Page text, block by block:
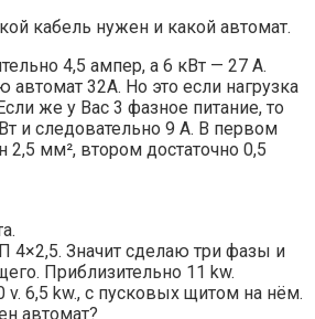
кабель нужен и какой автомат.
4,5 ампер, а 6 кВт — 27 А.
автомат 32А. Но это если нагрузка
же у Вас 3 фазное питание, то
и следовательно 9 А. В первом
2,5 мм², втором достаточно 0,5
4×2,5. Значит сделаю три фазы и
Приблизительно 11 kw.
v. 6,5 kw., с пусковых щитом на нём.
автомат?